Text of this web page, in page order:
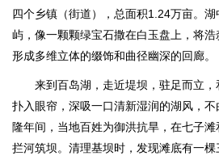
四个乡镇（街道），总面积1.24万亩。
屿，像一颗颗绿宝石撒在白玉盘上，将浩
形成多维立体的缀饰和曲径幽深的回廊。
来到百岛湖，走近堤坝，驻足而立
扑入眼帘，深吸一口清新湿润的湖风，
隆年间，当地百姓为御洪抗旱，在七子滩
拦河筑坝。清理基坝时，发现滩底有一